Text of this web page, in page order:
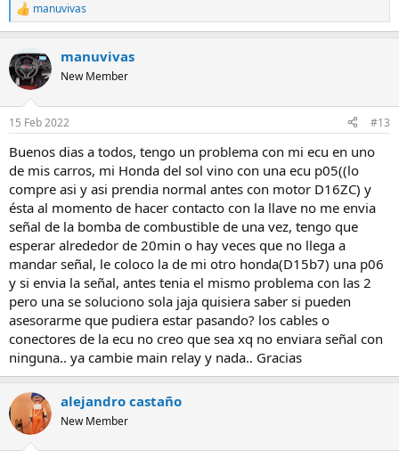
R
e
c
c
i
e
:
manuvivas
manuvivas
New Member
15 Feb 2022 #13
Buenos dias a todos, tengo un problema con mi ecu en uno
de mis carros, mi Honda del sol vino con una ecu p05((lo
compre asi y asi prendia normal antes con motor D16ZC) y
ésta al momento de hacer contacto con la llave no me envia
señal de la bomba de combustible de una vez, tengo que
esperar alrededor de 20min o hay veces que no llega a
mandar señal, le coloco la de mi otro honda(D15b7) una p06
y si envia la señal, antes tenia el mismo problema con las 2
pero una se soluciono sola jaja quisiera saber si pueden
asesorarme que pudiera estar pasando? los cables o
conectores de la ecu no creo que sea xq no enviara señal con
ninguna.. ya cambie main relay y nada.. Gracias
alejandro castaño
New Member